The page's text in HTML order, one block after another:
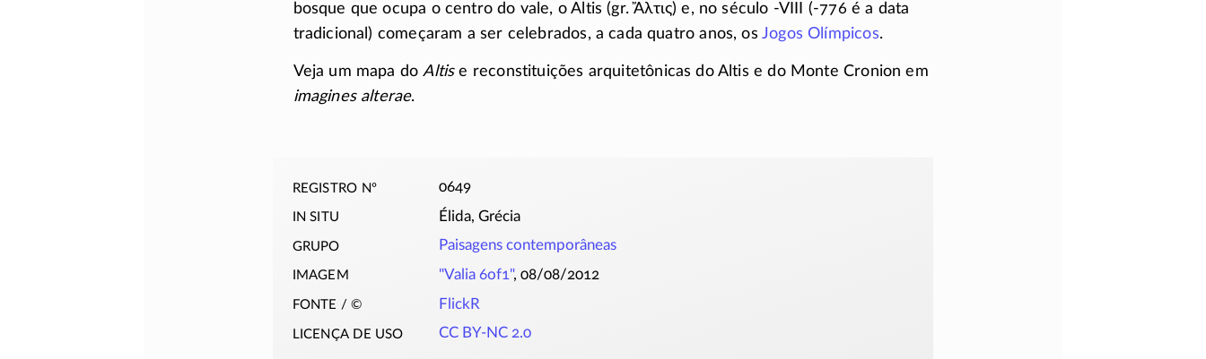
bosque que ocupa o centro do vale, o Altis (gr.Ἄλτις) e, no século -VIII (-776 é a data
tradicional) começaram a ser celebrados, a cada quatro anos, osJogos Olímpicos.
Veja um mapa doAltise reconstituições arquitetônicas do Altis e do Monte Cronion em
imagines alterae.
registro nº 0649
in situ Élida, Grécia
grupo Paisagens contemporâneas
imagem Valia 6of1 , 08/08/2012
fonte / © FlickR
licença de uso CC BY-NC 2.0